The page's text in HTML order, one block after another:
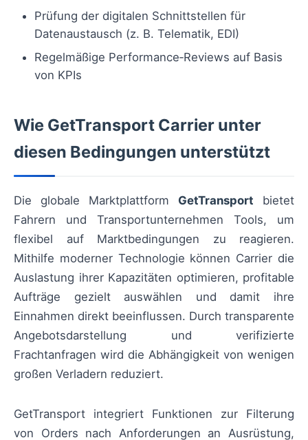
Prüfung der digitalen Schnittstellen für
Datenaustausch (z. B. Telematik, EDI)
Regelmäßige Performance‑Reviews auf Basis
von KPIs
Wie GetTransport Carrier unter
diesen Bedingungen unterstützt
Die globale Marktplattform GetTransport bietet
Fahrern und Transportunternehmen Tools, um
flexibel auf Marktbedingungen zu reagieren.
Mithilfe moderner Technologie können Carrier die
Auslastung ihrer Kapazitäten optimieren, profitable
Aufträge gezielt auswählen und damit ihre
Einnahmen direkt beeinflussen. Durch transparente
Angebotsdarstellung und verifizierte
Frachtanfragen wird die Abhängigkeit von wenigen
großen Verladern reduziert.
GetTransport integriert Funktionen zur Filterung
von Orders nach Anforderungen an Ausrüstung,